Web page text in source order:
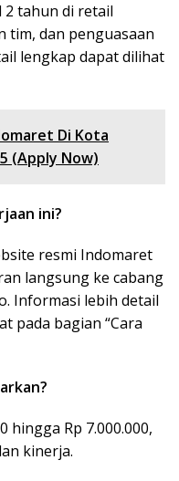
2 tahun di retail
tim, dan penguasaan
lengkap dapat dilihat
Di Kota
(Apply Now)
ini?
resmi Indomaret
langsung ke cabang
Informasi lebih detail
pada bagian “Cara
hingga Rp 7.000.000,
kinerja.